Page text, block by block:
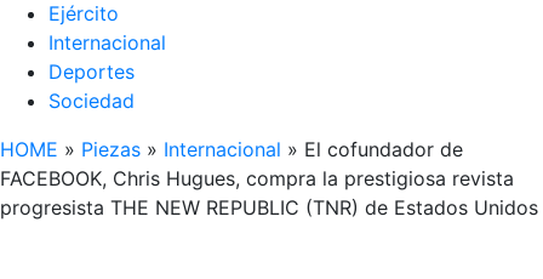
Ejército
Internacional
Deportes
Sociedad
HOME » Piezas » Internacional » El cofundador de
FACEBOOK, Chris Hugues, compra la prestigiosa revista
progresista THE NEW REPUBLIC (TNR) de Estados Unidos